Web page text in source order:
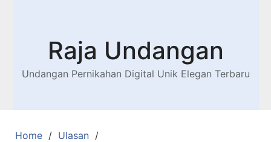
Raja Undangan
Undangan Pernikahan Digital Unik Elegan Terbaru
Home
Ulasan